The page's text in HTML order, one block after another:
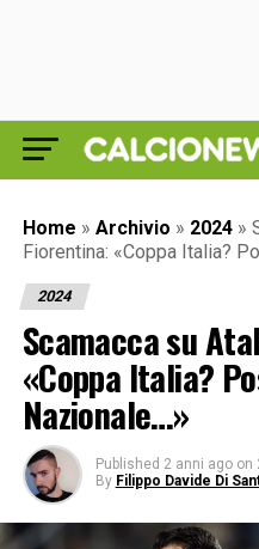
Home » Archivio » 2024 »
Fiorentina: «Coppa Italia?
2024
Scamacca su
«Coppa Italia?
Nazionale…»
Published 2 anni ago on
By Filippo Davide Di